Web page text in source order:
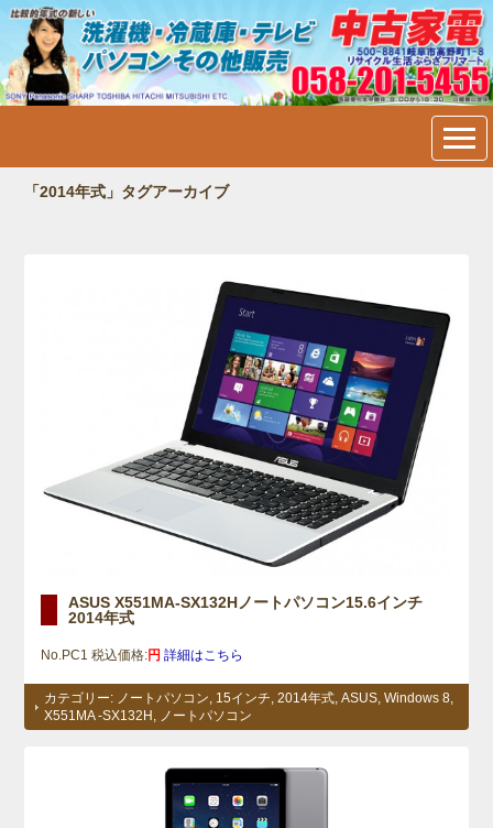
中古家電・洗濯機・冷蔵庫・
テレビ・パソコン販売＠岐阜
市内：フリマート
「2014年式」タグアーカイブ
ASUS X551MA-SX132Hノートパソコン15.6インチ
2014年式
No.PC1 税込価格:円 詳細はこちら
カテゴリー: ノートパソコン 15インチ ,2014年式 ,ASUS ,Windows 8
X551MA -SX132H
ノートパソコン